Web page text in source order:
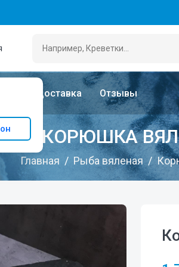
Доставка Отзывы
КОРЮШКА
Главная Рыба вяленая